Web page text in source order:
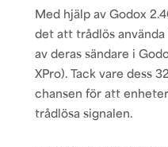
Med hjälp av Godox
det att trådlös
av deras sändare i
XPro). Tack vare dess
chansen för att
trådlösa signalen.